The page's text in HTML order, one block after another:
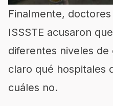
Finalmente,
ISSSTE acusaron
diferentes niveles
claro qué hospitales
cuáles no.